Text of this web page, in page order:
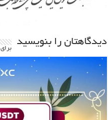
دیدگاهتان را بنویسید